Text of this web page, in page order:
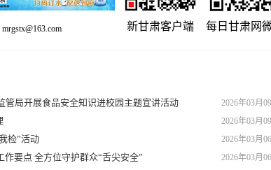
新甘肃客户端 每日甘肃网
2026年03月
局开展食品安全知识进校园主题宣讲活动
2026年03月
2026年03月
检”活动
2026年03月
要点 全方位守护群众“舌尖安全”